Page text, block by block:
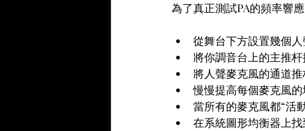
為了真正測試PA的頻率響
從舞台下方設置幾個
將你調音台上的主推
將人聲麥克風的通道
慢慢提高每個麥克風
當所有的麥克風都“活
在系統圖形均衡器上